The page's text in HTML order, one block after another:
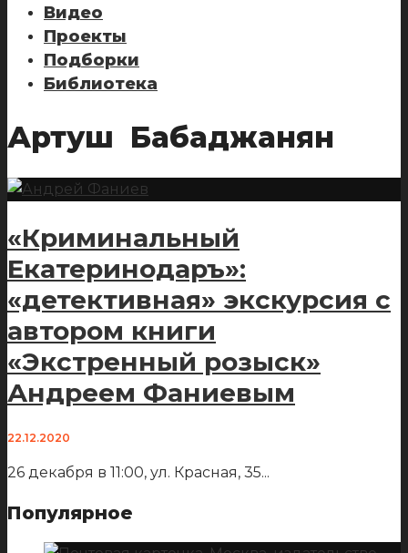
Видео
Проекты
Подборки
Библиотека
Артуш Бабаджанян
«Криминальный
Екатеринодаръ»:
«детективная» экскурсия с
автором книги
«Экстренный розыск»
Андреем Фаниевым
22.12.2020
26 декабря в 11:00, ул. Красная, 35...
Популярное